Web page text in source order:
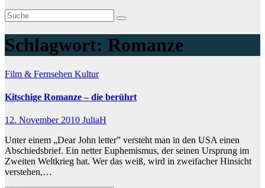
Schlagwort: Romanze
Film & Fernsehen Kultur
Kitschige Romanze – die berührt
12. November 2010 JuliaH
Unter einem „Dear John letter” versteht man in den USA einen
Abschiedsbrief. Ein netter Euphemismus, der seinen Ursprung im
Zweiten Weltkrieg hat. Wer das weiß, wird in zweifacher Hinsicht
verstehen,…